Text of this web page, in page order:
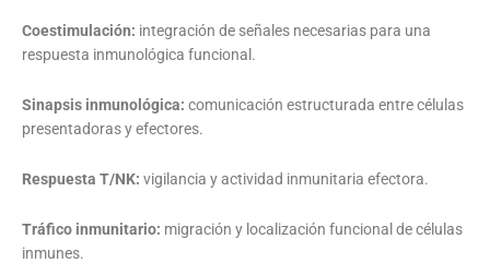
Coestimulación: integración de señales necesarias para una
respuesta inmunológica funcional.
Sinapsis inmunológica: comunicación estructurada entre células
presentadoras y efectores.
Respuesta T/NK: vigilancia y actividad inmunitaria efectora.
Tráfico inmunitario: migración y localización funcional de células
inmunes.